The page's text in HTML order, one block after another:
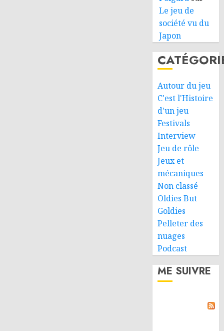
Le jeu de
société vu du
Japon
Autour du jeu
C'est l'Histoire
d'un jeu
Festivals
Interview
Jeu de rôle
Jeux et
mécaniques
Non classé
Oldies But
Goldies
Pelleter des
nuages
Podcast
ME SUIVRE